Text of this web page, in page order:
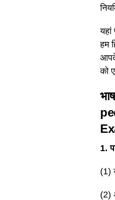
हम
को
1.
(1)
(2)